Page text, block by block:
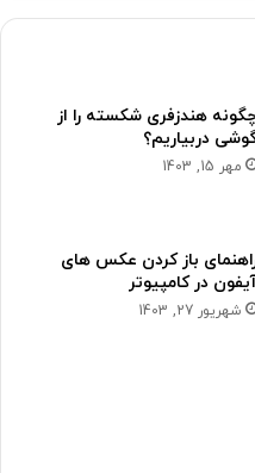
هندزفری شکسته را از
دربیاریم؟
مهر 15, 1403
باز کردن عکس های
در کامپیوتر
شهریور 27, 1403